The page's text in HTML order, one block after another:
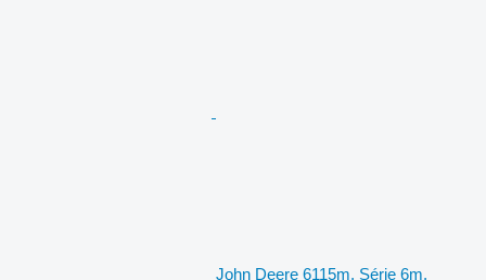
John Deere 6115m, Série 6m,